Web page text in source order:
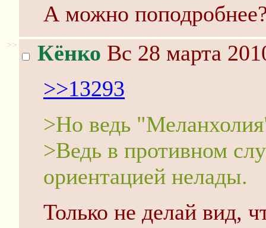
А можно
>> Кёнко Вс 28 марта
>>13293
>Но ведь
>Ведь в противном
ориентацией нелады.
Только не делай вид,